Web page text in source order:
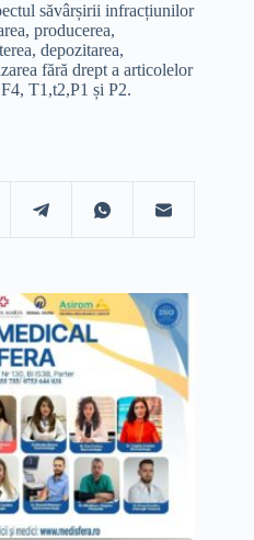
săvârșirii infracțiunilor
producerea,
depozitarea,
fără drept a articolelor
T1,t2,P1 și P2.